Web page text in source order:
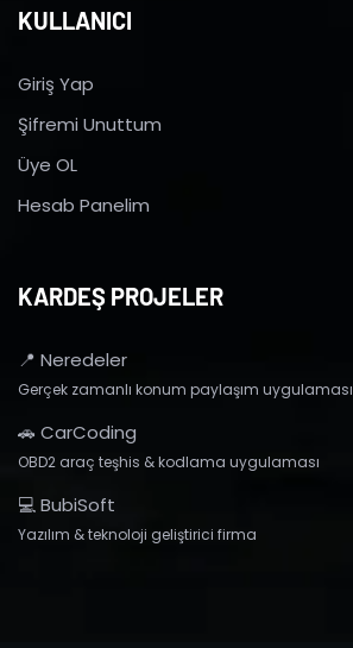
KULLANICI
Giriş Yap
Şifremi Unuttum
Üye OL
Hesab Panelim
KARDEŞ PROJELER
📍 Neredeler
Gerçek zamanlı konum paylaşım uygulaması
🚗 CarCoding
OBD2 araç teşhis & kodlama uygulaması
💻 BubiSoft
Yazılım & teknoloji geliştirici firma